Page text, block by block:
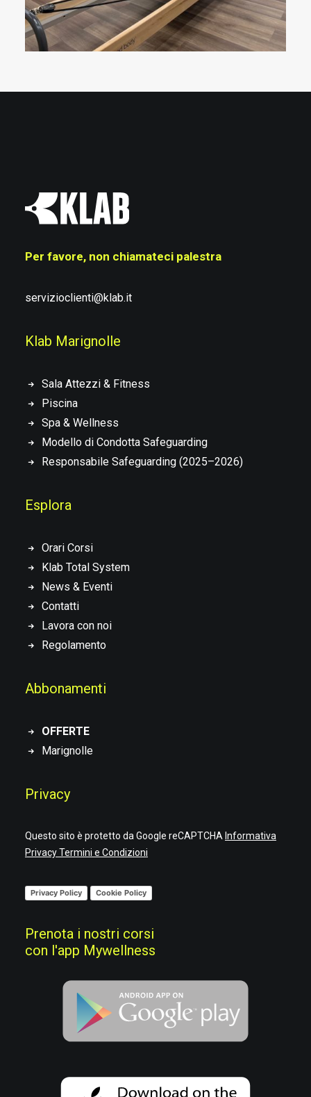
Per favore, non chiamateci palestra
servizioclienti@klab.it
Klab Marignolle
Sala Attezzi & Fitness
Piscina
Spa & Wellness
Modello di Condotta Safeguarding
Responsabile Safeguarding (2025–2026)
Esplora
Orari Corsi
Klab Total System
News & Eventi
Contatti
Lavora con noi
Regolamento
Abbonamenti
OFFERTE
Marignolle
Privacy
Questo sito è protetto da Google reCAPTCHA Informativa
PrivacyTermini e Condizioni
Privacy Policy Cookie Policy
Prenota i nostri corsi
con l'app Mywellness